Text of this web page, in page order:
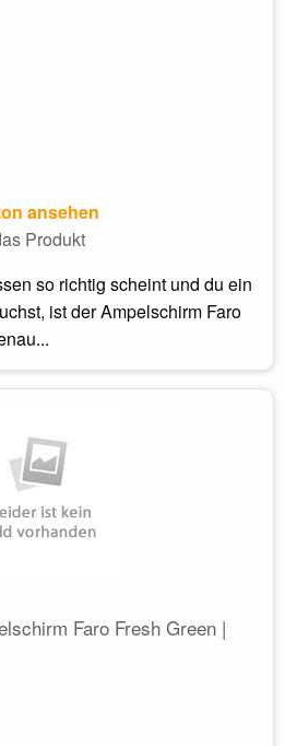
ansehen
Produkt
so richtig scheint und du ein
ist der Ampelschirm Faro
Faro Fresh Green |